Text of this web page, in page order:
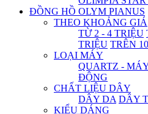
ĐỒNG HỒ OLYM PIANUS
THEO KHOẢNG GIÁ
TỪ 2 - 4 TRIỆU
TRIỆU TRÊN
LOẠI MÁY
QUARTZ -
ĐỘNG
CHẤT LIỆU DÂY
DÂY DA DÂY
KIỂU DÁNG